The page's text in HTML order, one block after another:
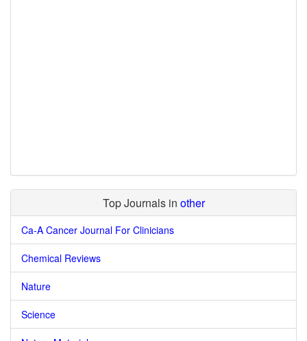
Top Journals in other
Ca-A Cancer Journal For Clinicians
Chemical Reviews
Nature
Science